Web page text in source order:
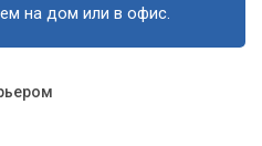
на дом или в офис.